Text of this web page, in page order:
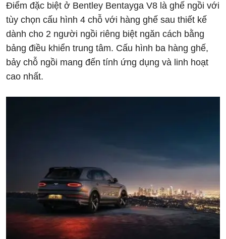
Điểm đặc biệt ở Bentley Bentayga V8 là ghế ngồi với
tùy chọn cấu hình 4 chỗ với hàng ghế sau thiết kế
dành cho 2 người ngồi riêng biệt ngăn cách bằng
bảng điều khiển trung tâm. Cấu hình ba hàng ghế,
bảy chỗ ngồi mang đến tính ứng dụng và linh hoạt
cao nhất.